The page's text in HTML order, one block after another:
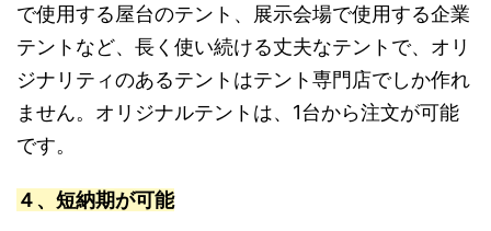
で使用する屋台のテント、展示会場で使用する企業
テントなど、長く使い続ける丈夫なテントで、オリ
ジナリティのあるテントはテント専門店でしか作れ
ません。オリジナルテントは、1台から注文が可能
です。
４、短納期が可能